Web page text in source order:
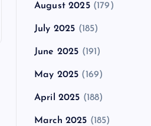
August 2025(179)
July 2025 (185)
June 2025 (191)
May 2025 (169)
April 2025 (188)
March 2025 (185)